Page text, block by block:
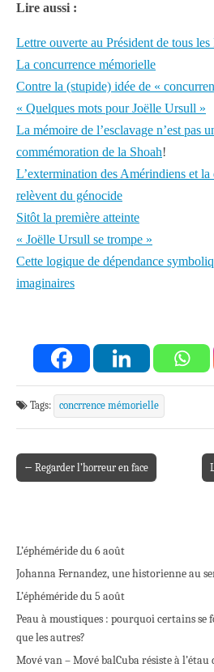
Lire aussi :
Lettre ouverte au Président de tous les
La concurrence mémorielle
Contre la (stupide) idée de «
« Quelques mots pour Joëlle Ursull »
La mémoire de l’esclavage n’est pas
commémoration de la Shoah!
L’extermination des Amérindiens et
relèvent du génocide
Sitôt la première atteinte
« Joëlle Ursull se trompe »
Cette logique de dépendance
imaginaires
Tags: concrrence mémorielle
Post navigation
← Regarder l’horreur en face
L’éphéméride du 6 août
Johanna Fernandez, une historienne au
L’éphéméride du 5 août
Peau à moustiques : pourquoi certains
que les autres?
Mové van – Mové balCuba résiste à l’étau